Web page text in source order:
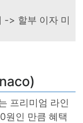
-> 할부 이자 미
프리미엄 라인
원인 만큼 혜택